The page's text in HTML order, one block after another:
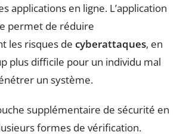
applications en ligne. L’application
permet de réduire
les risques de cyberattaques, en
plus difficile pour un individu mal
un système.
supplémentaire de sécurité en
formes de vérification.